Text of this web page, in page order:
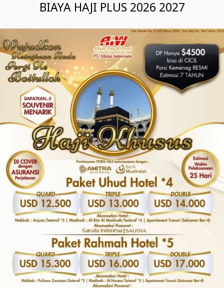
BIAYA HAJI PLUS 2026 2027